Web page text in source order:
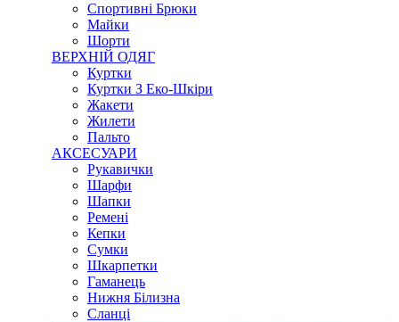
Спортивні Брюки
Майки
Шорти
ВЕРХНІЙ ОДЯГ
Куртки
Куртки З Еко-Шкіри
Жакети
Жилети
Пальто
АКСЕСУАРИ
Рукавички
Шарфи
Шапки
Ремені
Кепки
Сумки
Шкарпетки
Гаманець
Нижня Білизна
Сланці